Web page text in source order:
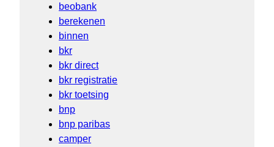
beobank
berekenen
binnen
bkr
bkr direct
bkr registratie
bkr toetsing
bnp
bnp paribas
camper